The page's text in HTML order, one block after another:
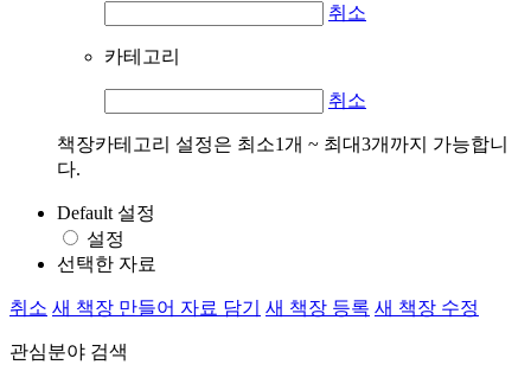
취소
카테고리
취소
책장카테고리 설정은 최소1개 ~ 최대3개까지 가능합니
다.
Default 설정
설정
선택한 자료
취소 새 책장 만들어 자료 담기 새 책장 등록 새 책장 수정
관심분야 검색